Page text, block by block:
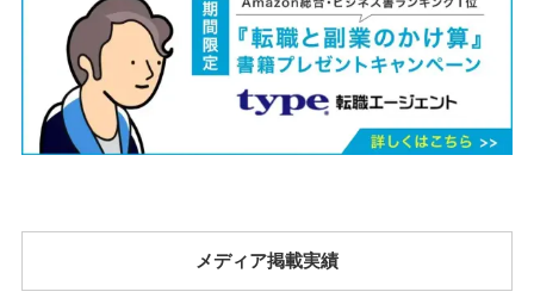
メディア掲載実績